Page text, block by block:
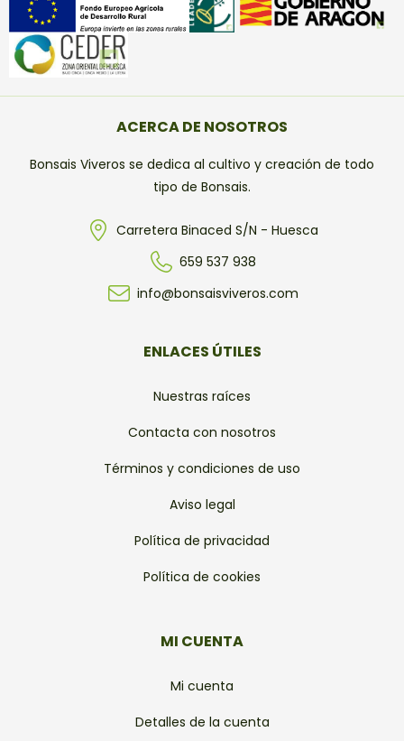
ACERCA DE NOSOTROS
Bonsais Viveros se dedica al cultivo y creación de todo
tipo de Bonsais.
Carretera Binaced S/N - Huesca
659 537 938
info@bonsaisviveros.com
ENLACES ÚTILES
Nuestras raíces
Contacta con nosotros
Términos y condiciones de uso
Aviso legal
Política de privacidad
Política de cookies
MI CUENTA
Mi cuenta
Detalles de la cuenta